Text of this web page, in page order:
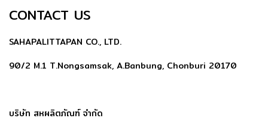
CONTACT US
SAHAPALITTAPAN CO., LTD.
90/2 M.1 T.Nongsamsak, A.Banbung, Chonburi 20170
บริษัท สหผลิตภัณฑ์ จำกัด